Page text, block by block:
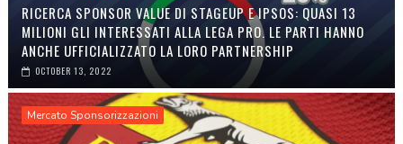
RICERCA SPONSOR VALUE DI STAGEUP E IPSOS: QUASI 13
MILIONI GLI INTERESSATI ALLA LEGA PRO. LE PARTI HANNO
ANCHE UFFICIALIZZATO LA LORO PARTNERSHIP
OCTOBER 13, 2022
Mercato Sponsorizzazioni